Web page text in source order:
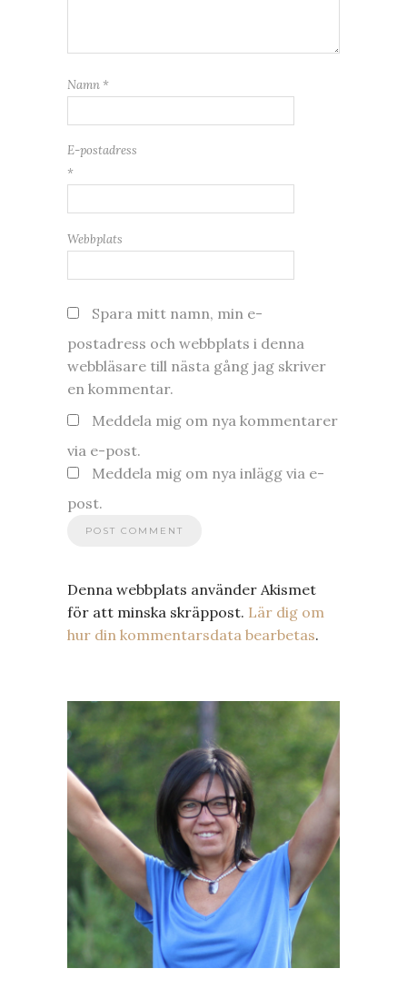
Namn *
E-postadress
*
Webbplats
Spara mitt namn, min e-
postadress och webbplats i denna
webbläsare till nästa gång jag skriver
en kommentar.
Meddela mig om nya kommentarer
via e-post.
Meddela mig om nya inlägg via e-
post.
Denna webbplats använder Akismet
för att minska skräppost. Lär dig om
hur din kommentarsdata bearbetas.